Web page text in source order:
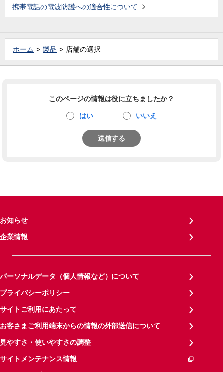
携帯電話の電波防護への適合性について
ホーム 製品 店舗の選択
このページの情報は役に立ちましたか？
はい いいえ
送信する
お知らせ
企業情報
パーソナルデータ（個人情報など）について
プライバシーポリシー
サイトご利用にあたって
お客さまご利用端末からの情報の外部送信について
見やすさ・使いやすさの調整
サイトメンテナンス情報